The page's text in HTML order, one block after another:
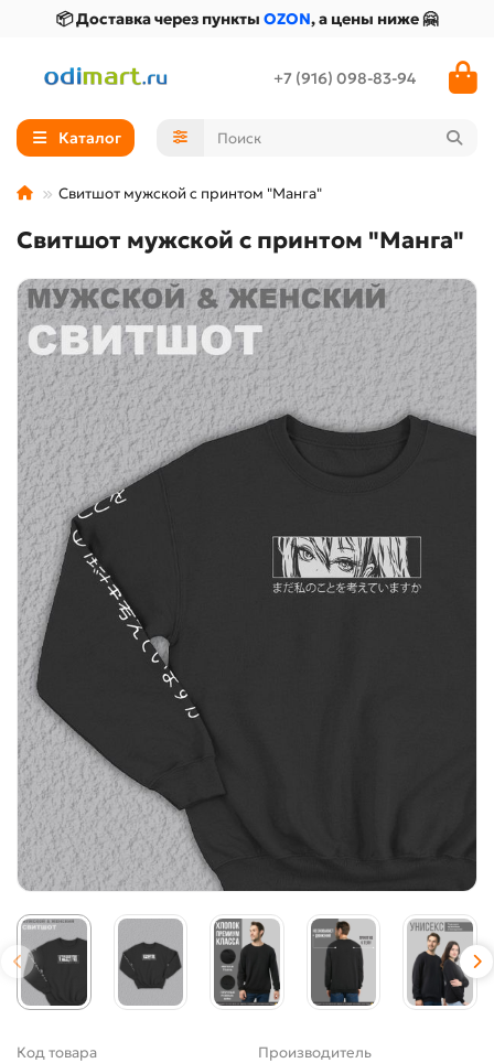
📦 Доставка через пункты OZON, а цены ниже 🤗
+7 (916) 098-83-94
Каталог
Свитшот мужской с принтом "Манга"
Свитшот мужской с принтом "Манга"
Код товара Производитель